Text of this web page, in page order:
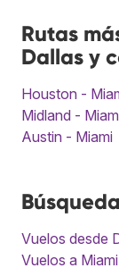
Rutas
Dallas y
Houston -
Midland -
Austin - Miami
Vuelos desde
Vuelos a Miami